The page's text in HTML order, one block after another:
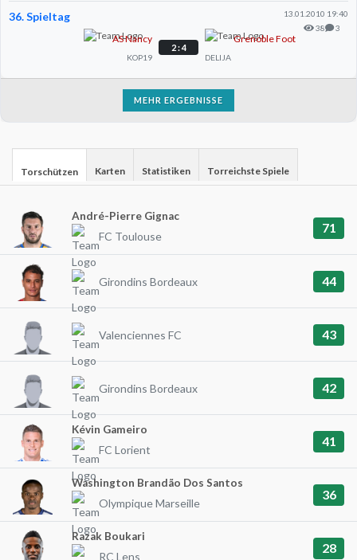
36. Spieltag
13.01.2010 19:40
38
3
AS Nancy
KOP19
2 : 4
Grenoble Foot
DELIJA
MEHR ERGEBNISSE
Torschützen Karten Statistiken Torreichste Spiele
André-Pierre Gignac
FC Toulouse
71
Girondins Bordeaux 44
Valenciennes FC 43
Girondins Bordeaux 42
Kévin Gameiro
FC Lorient
41
Washington Brandão Dos Santos
Olympique Marseille
36
Razak Boukari
RC Lens
28